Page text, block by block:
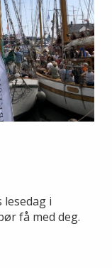
i
få med deg.